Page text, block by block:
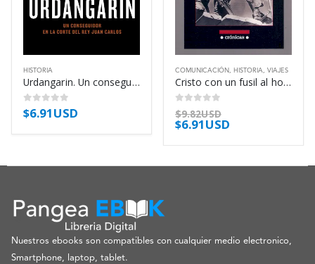
HISTORIA
Urdangarin. Un conseguidor en la corte del rey Juan Carlos – Eduardo Inda
0out of 5
$6.91USD
COMUNICACIÓN , HISTORIA, VIAJES
Cristo con un fusil al hombro – Ryszard Kapuscinski
0out of 5
$9.82USD
$6.91USD
Nuestros ebooks son compatibles con cualquier medio electronico,
Smartphone, laptop, tablet.